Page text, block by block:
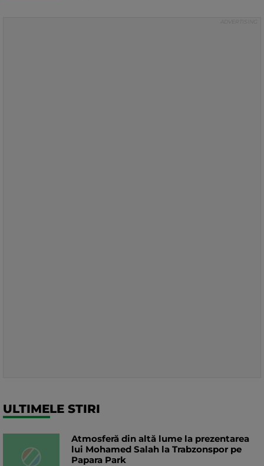
ULTIMELE STIRI
Atmosferă din altă lume la prezentarea
lui Mohamed Salah la Trabzonspor pe
Papara Park